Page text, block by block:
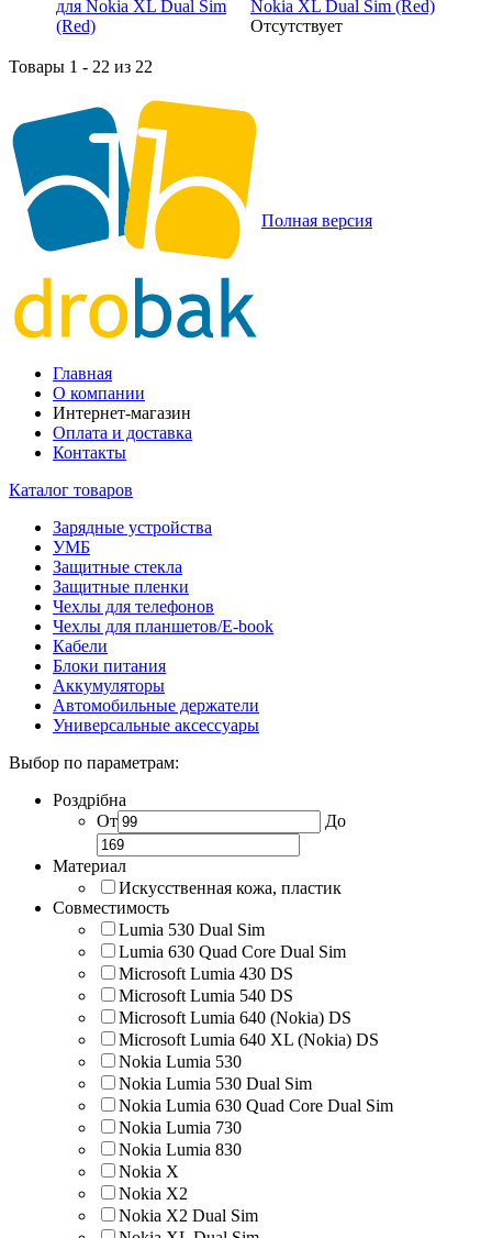
Nokia XL Dual Sim (Red)
Отсутствует
Товары 1 - 22 из 22
Полная версия
Главная
О компании
Интернет-магазин
Оплата и доставка
Контакты
Каталог товаров
Зарядные устройства
УМБ
Защитные стекла
Защитные пленки
Чехлы для телефонов
Чехлы для планшетов/E-book
Кабели
Блоки питания
Аккумуляторы
Автомобильные держатели
Универсальные аксессуары
Выбор по параметрам:
Роздрібна
От
До
Материал
Искусственная кожа, пластик
Совместимость
Lumia 530 Dual Sim
Lumia 630 Quad Core Dual Sim
Microsoft Lumia 430 DS
Microsoft Lumia 540 DS
Microsoft Lumia 640 (Nokia) DS
Microsoft Lumia 640 XL (Nokia) DS
Nokia Lumia 530
Nokia Lumia 530 Dual Sim
Nokia Lumia 630 Quad Core Dual Sim
Nokia Lumia 730
Nokia Lumia 830
Nokia X
Nokia X2
Nokia X2 Dual Sim